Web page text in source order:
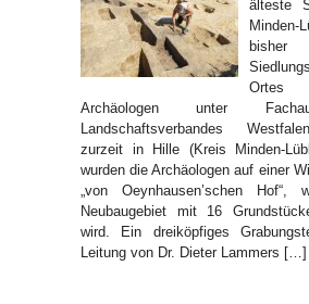
älteste
Ortes
Archäologen unter
Landschaftsverbandes
zurzeit in Hille (Kreis Minden-
wurden die Archäologen auf einer
„von Oeynhausen’schen
Neubaugebiet mit 16
wird. Ein dreiköpfiges
Leitung von Dr. Dieter Lammers […]